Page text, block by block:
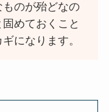
ものが殆どなの
めておくこと
になります。